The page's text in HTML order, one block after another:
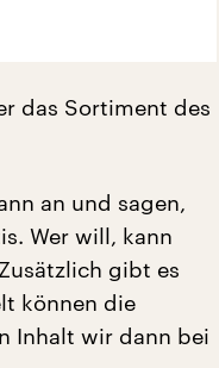
das Sortiment des
an und sagen,
Wer will, kann
gibt es
können die
Inhalt wir dann bei